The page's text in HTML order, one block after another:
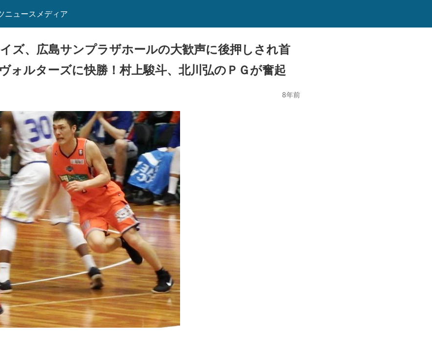
ニュースメディア
ズ、広島サンプラザホールの大歓声に後押しされ首
ォルターズに快勝！村上駿斗、北川弘のＰＧが奮起
8年前